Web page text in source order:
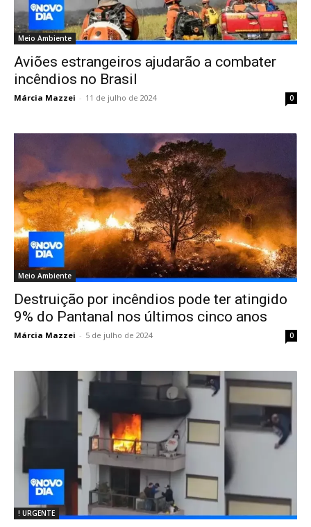
Meio Ambiente
Aviões estrangeiros ajudarão a combater
incêndios no Brasil
Márcia Mazzei - 11 de julho de 2024 0
Meio Ambiente
Destruição por incêndios pode ter atingido
9% do Pantanal nos últimos cinco anos
Márcia Mazzei - 5 de julho de 2024 0
! URGENTE